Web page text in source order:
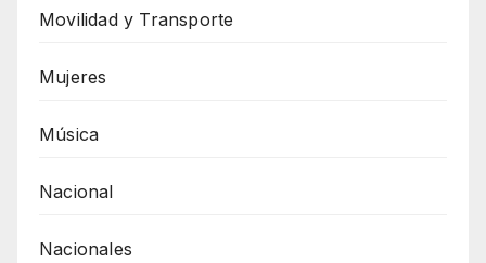
Movilidad y Transporte
Mujeres
Música
Nacional
Nacionales